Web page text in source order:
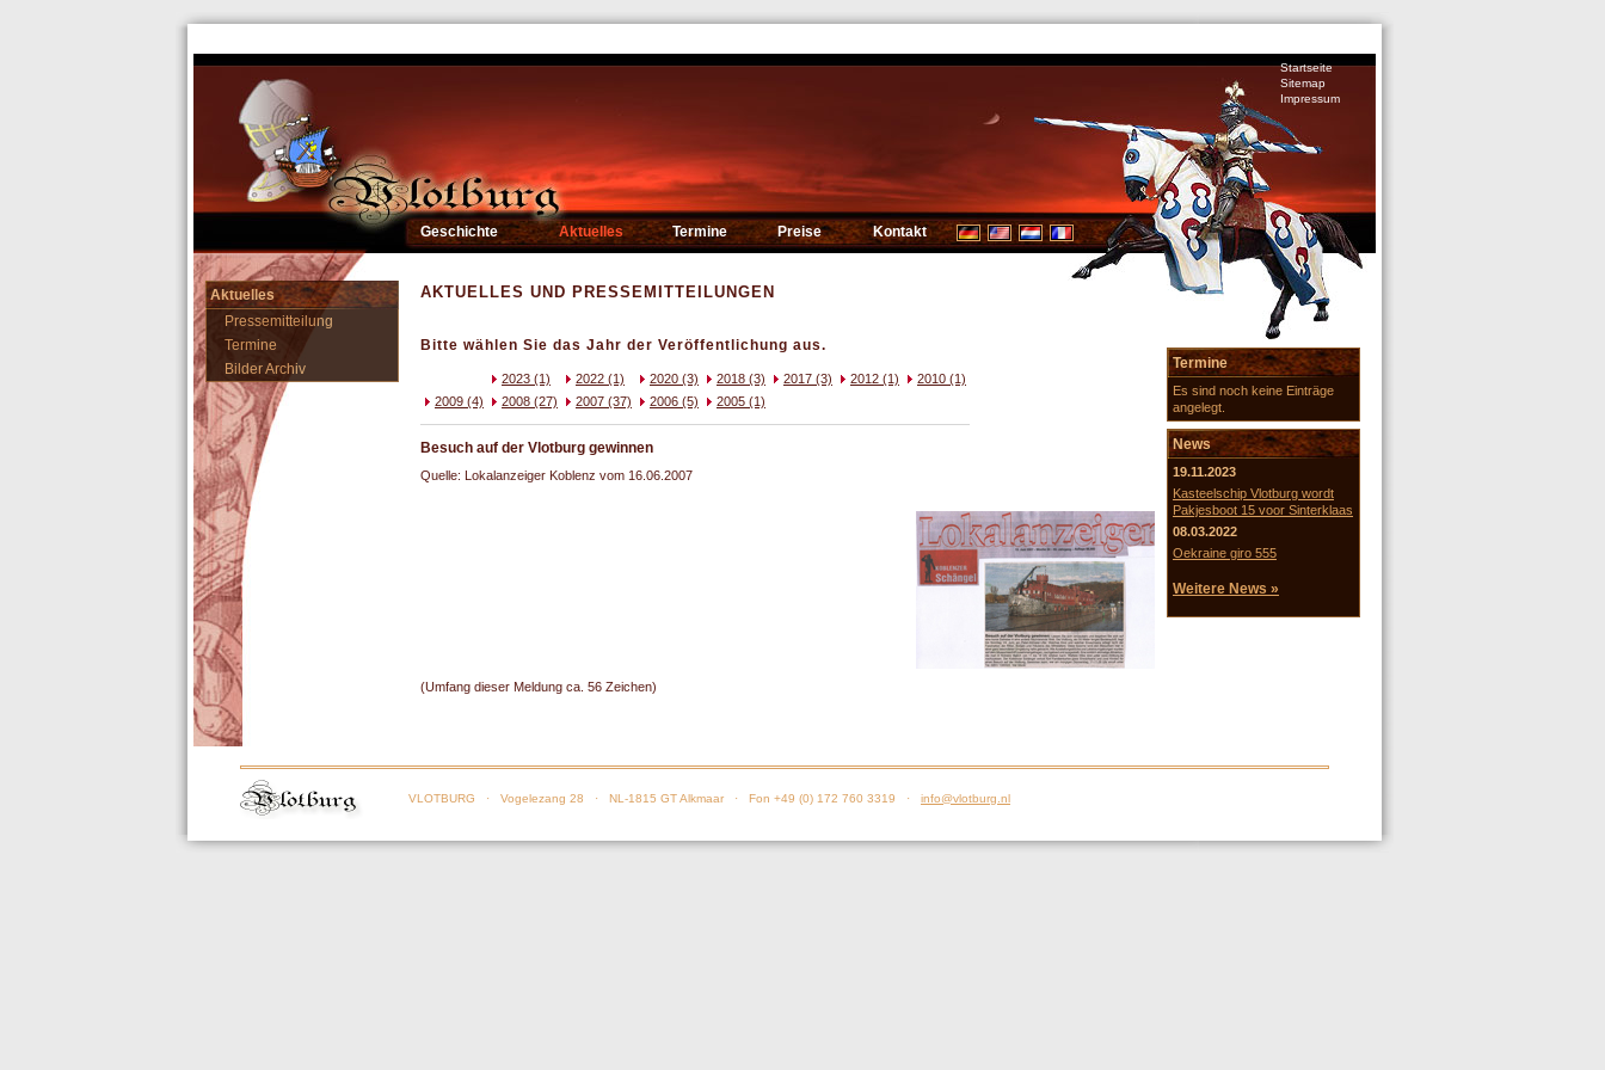
Startseite
Sitemap
Impressum
Geschichte Aktuelles Termine Preise Kontakt
Aktuelles
Pressemitteilung
Termine
Bilder Archiv
AKTUELLES UND PRESSEMITTEILUNGEN
Bitte wählen Sie das Jahr der Veröffentlichung aus.
2023 (1) 2022 (1) 2020 (3) 2018 (3) 2017 (3) 2012 (1)
2010 (1)
2009 (4)
2008 (27) 2007 (37) 2006 (5) 2005 (1)
Besuch auf der Vlotburg gewinnen
Quelle: Lokalanzeiger Koblenz vom 16.06.2007
(Umfang dieser Meldung ca. 56 Zeichen)
Termine
Es sind noch keine Einträge
angelegt.
News
19.11.2023
Kasteelschip Vlotburg wordt
Pakjesboot 15 voor Sinterklaas
08.03.2022
Oekraine giro 555
Weitere News »
VLOTBURG · Vogelezang 28 · NL-1815 GT Alkmaar · Fon +49 (0) 172 760 3319 · info@vlotburg.nl